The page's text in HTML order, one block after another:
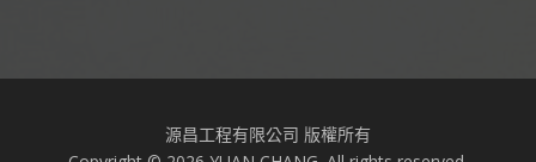
源昌工程有限公司 版權所有